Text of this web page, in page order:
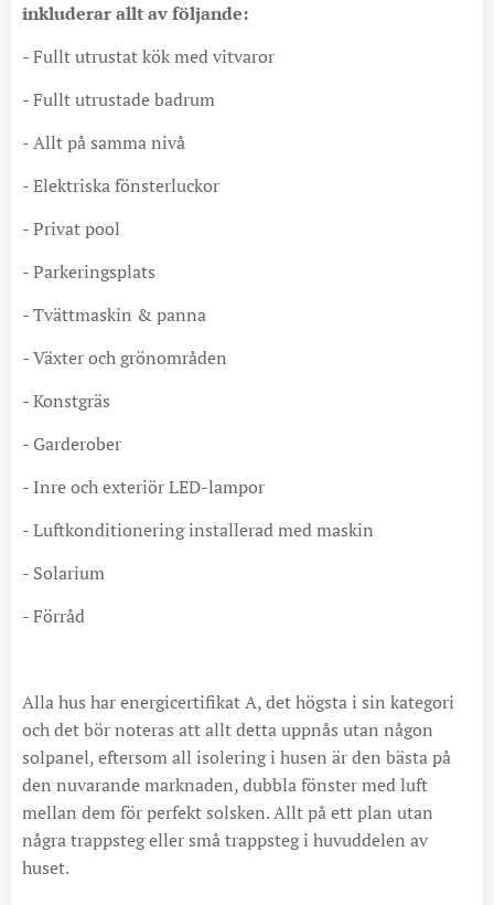
inkluderar allt av följande:
- Fullt utrustat kök med vitvaror
- Fullt utrustade badrum
- Allt på samma nivå
- Elektriska fönsterluckor
- Privat pool
- Parkeringsplats
- Tvättmaskin & panna
- Växter och grönområden
- Konstgräs
- Garderober
- Inre och exteriör LED-lampor
- Luftkonditionering installerad med maskin
- Solarium
- Förråd
Alla hus har energicertifikat A, det högsta i sin kategori
och det bör noteras att allt detta uppnås utan någon
solpanel, eftersom all isolering i husen är den bästa på
den nuvarande marknaden, dubbla fönster med luft
mellan dem för perfekt solsken. Allt på ett plan utan
några trappsteg eller små trappsteg i huvuddelen av
huset.